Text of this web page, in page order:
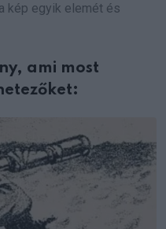
kép egyik elemét és
ami most